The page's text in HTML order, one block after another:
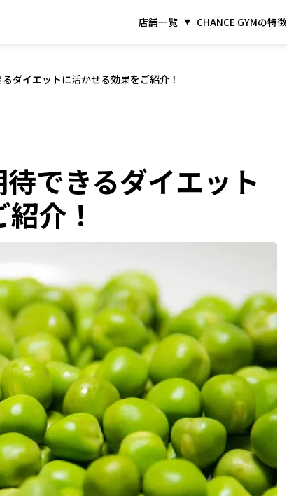
店舗一覧 CHANCE GYMの特徴
ダイエットに活かせる効果をご紹介！
できるダイエット
介！